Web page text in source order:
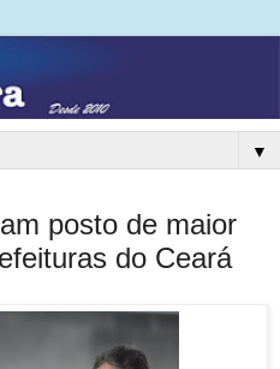
▼
posto de maior
do Ceará